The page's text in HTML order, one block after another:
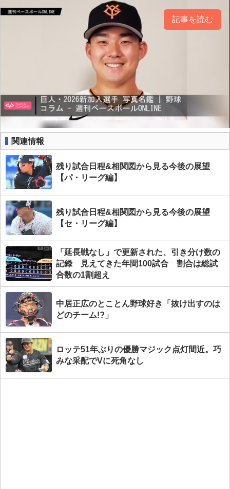
記事を読む
関連情報
残り試合日程&相関図から見る今後の展望
【パ・リーグ編】
残り試合日程&相関図から見る今後の展望
【セ・リーグ編】
「延長戦なし」で更新された、引き分け数の
記録 見えてきた年間100試合 割合は総試
合数の1割超え
中居正広のとことん野球好き「抜け出すのは
どのチーム!?」
ロッテ51年ぶりの優勝マジック点灯間近。巧
みな采配でVに死角なし